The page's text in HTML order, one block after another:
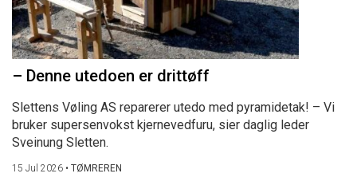
– Denne utedoen er drittøff
Slettens Vøling AS reparerer utedo med pyramidetak! – Vi
bruker supersenvokst kjernevedfuru, sier daglig leder
Sveinung Sletten.
15 Jul 2026 • TØMREREN